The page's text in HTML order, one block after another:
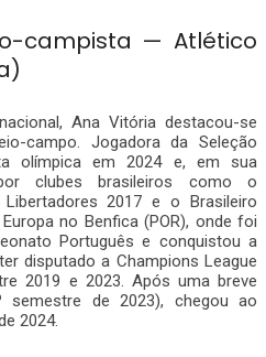
campista — Atlético
Ana Vitória destacou-se
campo. Jogadora da Seleção
olímpica em 2024 e, em sua
clubes brasileiros como o
2017 e o Brasileiro
no Benfica (POR), onde foi
Português e conquistou a
disputado a Champions League
2019 e 2023. Após uma breve
semestre de 2023), chegou ao
2024.